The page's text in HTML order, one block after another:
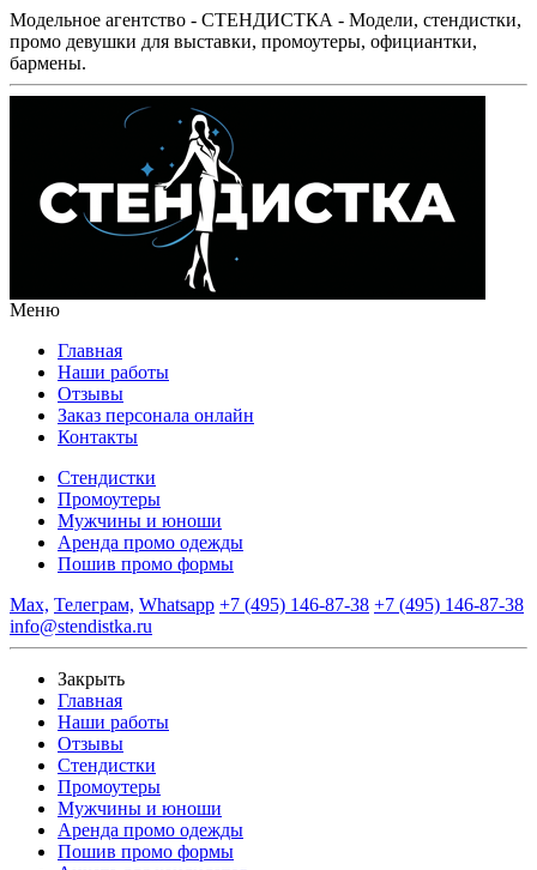
Модельное агентство - СТЕНДИСТКА - Модели, стендистки,
промо девушки для выставки, промоутеры, официантки,
бармены.
Меню
Главная
Наши работы
Отзывы
Заказ персонала онлайн
Контакты
Стендистки
Промоутеры
Мужчины и юноши
Аренда промо одежды
Пошив промо формы
Max, Телеграм, Whatsapp +7 (495) 146-87-38 +7 (495) 146-87-38
info@stendistka.ru
Закрыть
Главная
Наши работы
Отзывы
Стендистки
Промоутеры
Мужчины и юноши
Аренда промо одежды
Пошив промо формы